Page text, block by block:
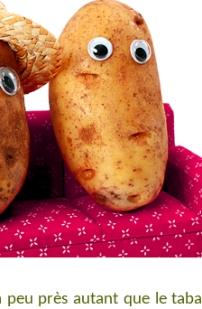
peu près autant que le